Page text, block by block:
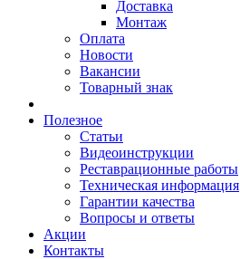
Доставка
Монтаж
Оплата
Новости
Вакансии
Товарный знак
Полезное
Статьи
Видеоинструкции
Реставрационные работы
Техническая информация
Гарантии качества
Вопросы и ответы
Акции
Контакты